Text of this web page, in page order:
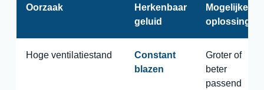
Oorzaak
Herkenbaar
geluid
Mogelijke
oplossing
Hoge ventilatiestand
Constant
blazen
Groter of
beter
passend